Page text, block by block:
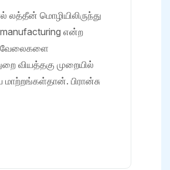
லத்தீன் மொழியிலிருந்து
manufacturing என்ற
வேலைகளை
வியத்தகு முறையில்
பிரான்சு